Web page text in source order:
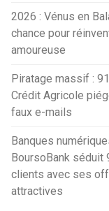
2026 : Vénus en
chance pour
amoureuse
Piratage massif :
Crédit Agricole
faux e-mails
Banques
BoursoBank séduit
clients avec ses
attractives